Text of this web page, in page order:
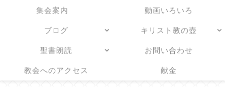
集会案内 動画いろいろ
ブログ キリスト教の壺
聖書朗読 お問い合わせ
教会へのアクセス 献金